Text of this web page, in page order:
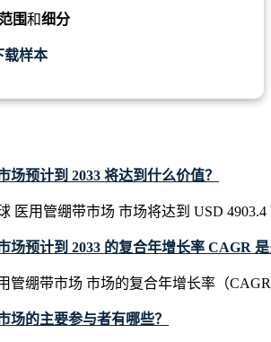
围和细分
载样本
场预计到 2033 将达到什么价值？
医用管绷带市场 市场将达到 USD
场预计到 2033 的复合年增长率 CAGR
管绷带市场 市场的复合年增长率（
场的主要参与者有哪些？